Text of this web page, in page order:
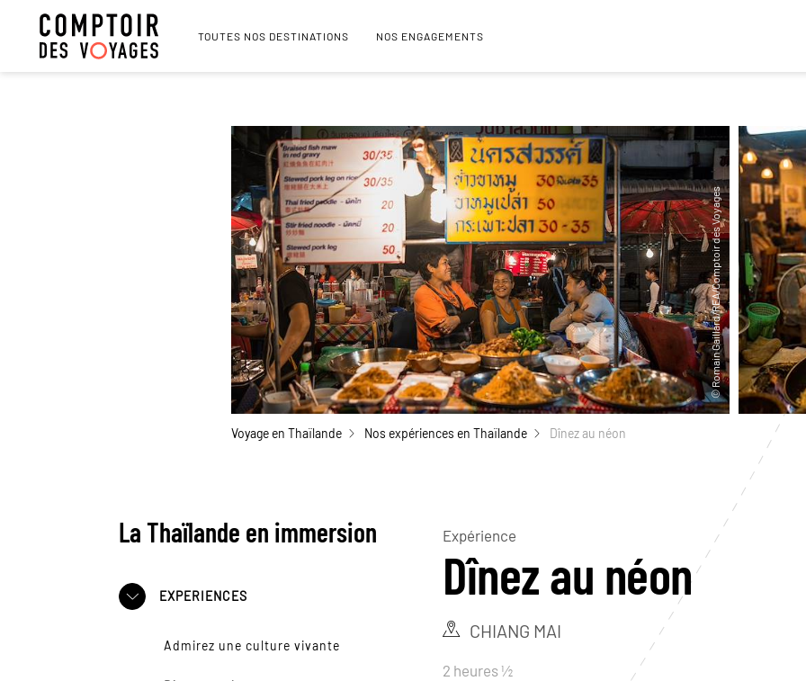
TOUTES NOS DESTINATIONS NOS ENGAGEMENTS
Voyage en Thaïlande Nos expériences en Thaïlande Dînez au néon
La Thaïlande en immersion
EXPERIENCES
Admirez une culture vivante
Expérience
Dînez au néon
CHIANG MAI
2 heures ½